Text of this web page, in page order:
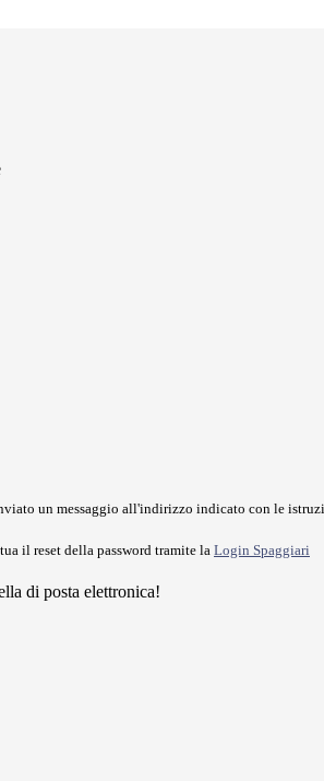
un messaggio all'indirizzo indicato con le
il reset della password tramite la Login Spaggiari
di posta elettronica!